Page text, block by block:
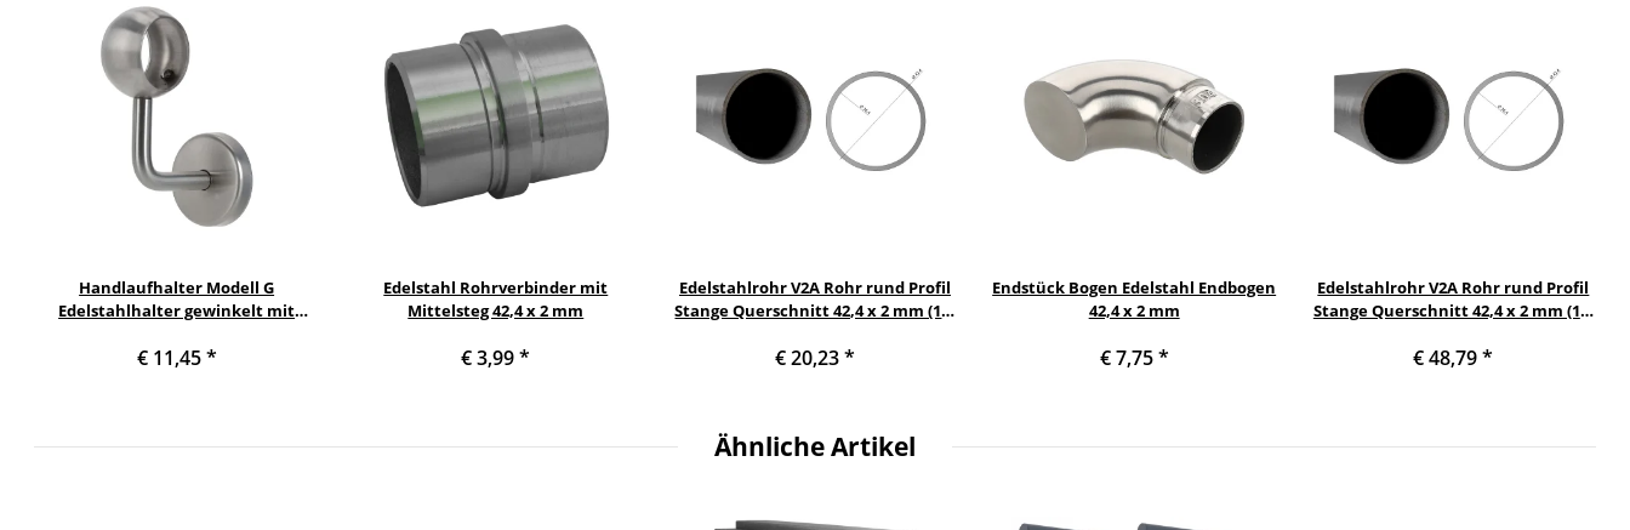
Handlaufhalter Modell G
Edelstahlhalter gewinkelt mit
€ 11,45*
Edelstahl Rohrverbinder mit
Mittelsteg 42,4 x 2 mm
€ 3,99*
Edelstahlrohr V2A Rohr rund Profil
Stange Querschnitt 42,4 x 2 mm (1¼
€ 20,23*
Endstück Bogen Edelstahl Endbogen
42,4 x 2 mm
€ 7,75*
Edelstahlrohr V2A Rohr rund Profil
Stange Querschnitt 42,4 x 2 mm (1¼
€ 48,79*
Ähnliche Artikel